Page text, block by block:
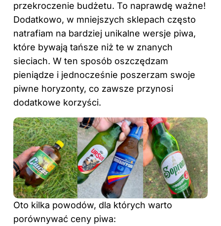
przekroczenie budżetu. To naprawdę ważne!
Dodatkowo, w mniejszych sklepach często
natrafiam na bardziej unikalne wersje piwa,
które bywają tańsze niż te w znanych
sieciach. W ten sposób oszczędzam
pieniądze i jednocześnie poszerzam swoje
piwne horyzonty, co zawsze przynosi
dodatkowe korzyści.
Oto kilka powodów, dla których warto
porównywać ceny piwa: